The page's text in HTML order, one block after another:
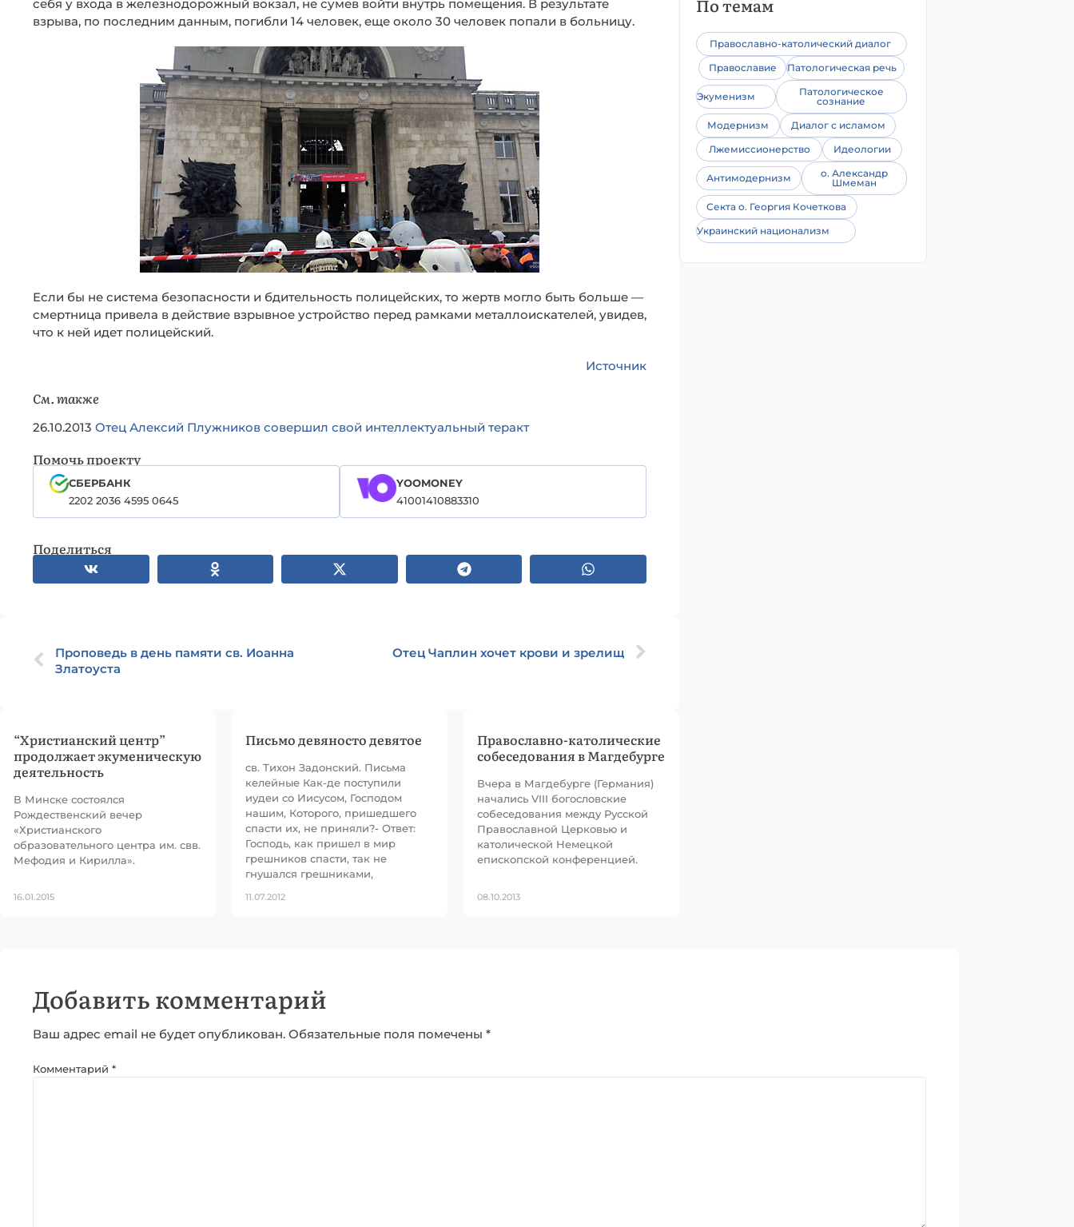
себя у входа в железнодорожный вокзал, не сумев войти внутрь помещения. В результате
взрыва, по последним данным, погибли 14 человек, еще около 30 человек попали в больницу.
Если бы не система безопасности и бдительность полицейских, то жертв могло быть больше —
смертница привела в действие взрывное устройство перед рамками металлоискателей, увидев,
что к ней идет полицейский.
Источник
См. также
26.10.2013 Отец Алексий Плужников совершил свой интеллектуальный теракт
Помочь проекту
СБЕРБАНК
2202 2036 4595 0645
YOOMONEY
41001410883310
Поделиться
Проповедь в день памяти св. Иоанна
Златоуста
Отец Чаплин хочет крови и зрелищ
“Христианский центр”
продолжает экуменическую
деятельность
В Минске состоялся
Рождественский вечер
«Христианского
образовательного центра им. свв.
Мефодия и Кирилла».
16.01.2015
Письмо девяносто девятое
св. Тихон Задонский. Письма
келейные Как-де поступили
иудеи со Иисусом, Господом
нашим, Которого, пришедшего
спасти их, не приняли?- Ответ:
Господь, как пришел в мир
грешников спасти, так не
гнушался грешниками,
11.07.2012
Православно-католические
собеседования в Магдебурге
Вчера в Магдебурге (Германия)
начались VIII богословские
собеседования между Русской
Православной Церковью и
католической Немецкой
епископской конференцией.
08.10.2013
По темам
Православно-католический диалог
Православие
Патологическая речь
Экуменизм
Патологическое
сознание
Модернизм
Диалог с исламом
Лжемиссионерство
Идеологии
Антимодернизм
о. Александр
Шмеман
Секта о. Георгия Кочеткова
Украинский национализм
Добавить комментарий
Ваш адрес email не будет опубликован. Обязательные поля помечены *
Комментарий *